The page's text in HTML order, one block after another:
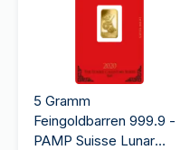
5 Gramm
Feingoldbarren 999.9 -
PAMP Suisse Lunar